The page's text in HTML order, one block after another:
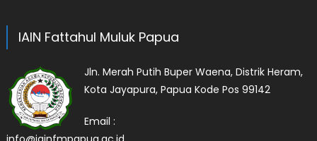
IAIN Fattahul Muluk Papua
Jln. Merah Putih Buper Waena, Distrik Heram,
Kota Jayapura, Papua Kode Pos 99142
Email :